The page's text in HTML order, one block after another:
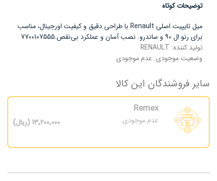
توضیحات کوتاه
میل تایپیت اصلی Renault با طراحی دقیق و کیفیت اورجینال، مناسب
برای رنو ال 90 و ساندرو. نصب آسان و عملکرد بی‌نقص.7700107555
تولید کننده: RENAULT
وضعیت موجودی: عدم موجودی
سایر فروشندگان این کالا
Remex
عدم موجودی 13٬200٬000 (ریال)